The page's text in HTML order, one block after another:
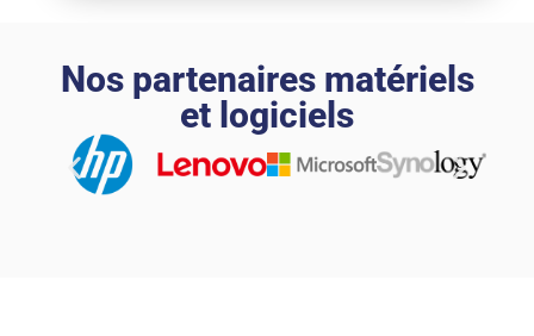
Nos partenaires matériels
et logiciels